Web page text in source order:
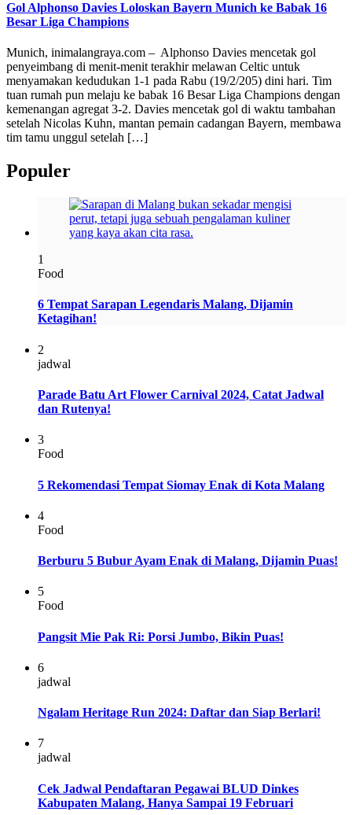
Gol Alphonso Davies Loloskan Bayern Munich ke Babak 16
Besar Liga Champions
Munich, inimalangraya.com – Alphonso Davies mencetak gol
penyeimbang di menit-menit terakhir melawan Celtic untuk
menyamakan kedudukan 1-1 pada Rabu (19/2/205) dini hari. Tim
tuan rumah pun melaju ke babak 16 Besar Liga Champions dengan
kemenangan agregat 3-2. Davies mencetak gol di waktu tambahan
setelah Nicolas Kuhn, mantan pemain cadangan Bayern, membawa
tim tamu unggul setelah […]
Populer
1
Food
6 Tempat Sarapan Legendaris Malang, Dijamin
Ketagihan!
2
jadwal
Parade Batu Art Flower Carnival 2024, Catat Jadwal
dan Rutenya!
3
Food
5 Rekomendasi Tempat Siomay Enak di Kota Malang
4
Food
Berburu 5 Bubur Ayam Enak di Malang, Dijamin Puas!
5
Food
Pangsit Mie Pak Ri: Porsi Jumbo, Bikin Puas!
6
jadwal
Ngalam Heritage Run 2024: Daftar dan Siap Berlari!
7
jadwal
Cek Jadwal Pendaftaran Pegawai BLUD Dinkes
Kabupaten Malang, Hanya Sampai 19 Februari